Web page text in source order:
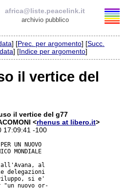
africa@liste.peacelink.it
archivio pubblico
] [Prec. per argomento] [Succ.
] [Indice per argomento]
il vertice del
il vertice del g77
<rhenus at libero.it>
17:09:41 -100
PER UN NUOVO
MONDIALE
al
delegazioni
si e'
"un nuovo or-